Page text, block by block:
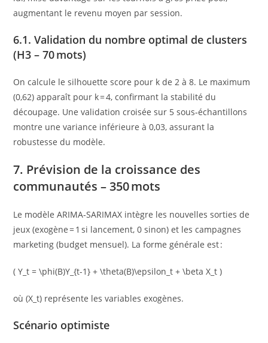
augmentant le revenu moyen par session.
6.1. Validation du nombre optimal de clusters
(H3 – 70 mots)
On calcule le silhouette score pour k de 2 à 8. Le maximum
(0,62) apparaît pour k = 4, confirmant la stabilité du
découpage. Une validation croisée sur 5 sous‑échantillons
montre une variance inférieure à 0,03, assurant la
robustesse du modèle.
7. Prévision de la croissance des
communautés – 350 mots
Le modèle ARIMA‑SARIMAX intègre les nouvelles sorties de
jeux (exogène = 1 si lancement, 0 sinon) et les campagnes
marketing (budget mensuel). La forme générale est :
( Y_t = \phi(B)Y_{t-1} + \theta(B)\epsilon_t + \beta X_t )
où (X_t) représente les variables exogènes.
Scénario optimiste